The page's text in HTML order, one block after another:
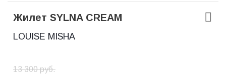
Жилет SYLNA CREAM
LOUISE MISHA
13 300руб.